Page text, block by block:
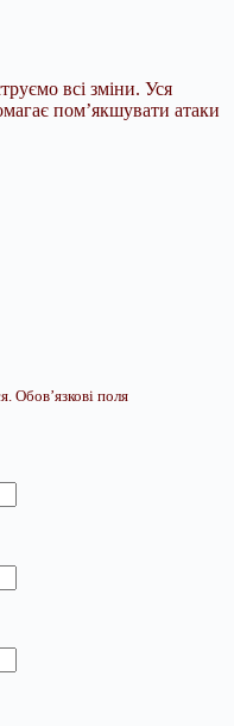
всі зміни. Уся
пом’якшувати атаки
Обов’язкові поля